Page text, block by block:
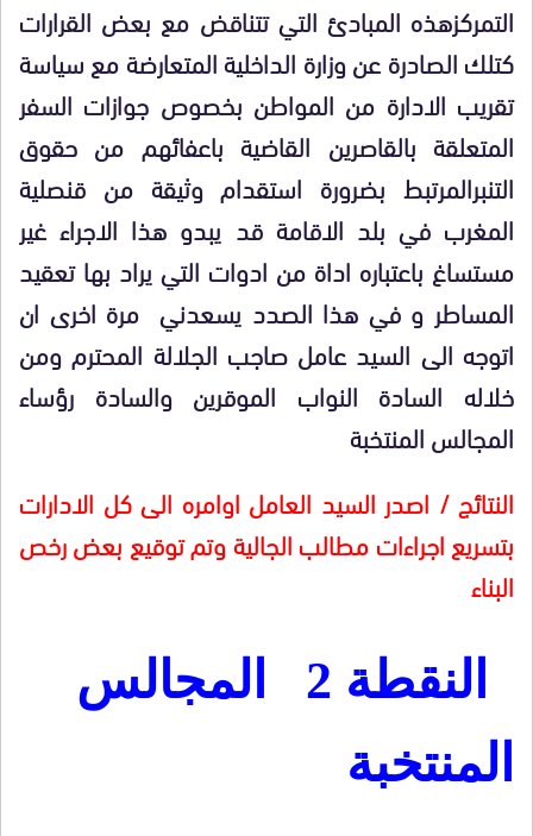
التمركزهذه المبادئ التي تتناقض مع بعض القرارات
كتلك الصادرة عن وزارة الداخلية المتعارضة مع سياسة
تقريب الادارة من المواطن بخصوص جوازات السفر
المتعلقة بالقاصرين القاضية باعفائهم من حقوق
التنبرالمرتبط بضرورة استقدام وثيقة من قنصلية
المغرب في بلد الاقامة قد يبدو هذا الاجراء غير
مستساغ باعتباره اداة من ادوات التي يراد بها تعقيد
المساطر و في هذا الصدد يسعدني مرة اخرى ان
اتوجه الى السيد عامل صاجب الجلالة المحترم ومن
خلاله السادة النواب الموقرين والسادة رؤساء
المجالس المنتخبة
النتائج / اصدر السيد العامل اوامره الى كل الادارات
بتسريع اجراءات مطالب الجالية وتم توقيع بعض رخص
البناء
النقطة 2 المجالس
المنتخبة